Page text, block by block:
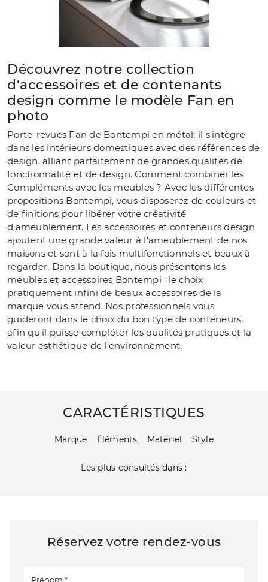
Découvrez notre collection
d'accessoires et de contenants
design comme le modèle Fan en
photo
Porte-revues Fan de Bontempi en métal: il s'intègre
dans les intérieurs domestiques avec des références de
design, alliant parfaitement de grandes qualités de
fonctionnalité et de design. Comment combiner les
Compléments avec les meubles ? Avec les différentes
propositions Bontempi, vous disposerez de couleurs et
de finitions pour libérer votre créativité
d'ameublement. Les accessoires et conteneurs design
ajoutent une grande valeur à l'ameublement de nos
maisons et sont à la fois multifonctionnels et beaux à
regarder. Dans la boutique, nous présentons les
meubles et accessoires Bontempi : le choix
pratiquement infini de beaux accessoires de la
marque vous attend. Nos professionnels vous
guideront dans le choix du bon type de conteneurs,
afin qu'il puisse compléter les qualités pratiques et la
valeur esthétique de l'environnement.
CARACTÉRISTIQUES
Marque Éléments Matériel Style
Les plus consultés dans :
Réservez votre rendez-vous